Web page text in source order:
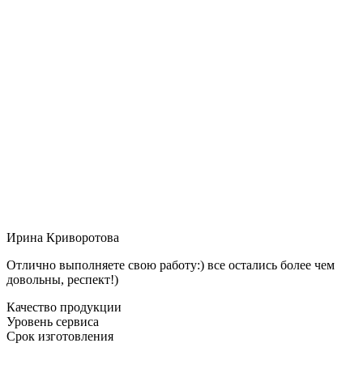
Ирина Криворотова
Отлично выполняете свою работу:) все остались более чем
довольны, респект!)
Качество продукции
Уровень сервиса
Срок изготовления